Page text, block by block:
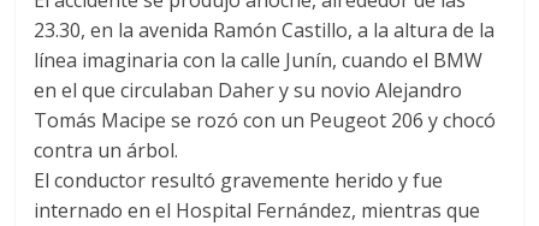
23.30, en la avenida Ramón Castillo, a la altura de la
línea imaginaria con la calle Junín, cuando el BMW
en el que circulaban Daher y su novio Alejandro
Tomás Macipe se rozó con un Peugeot 206 y chocó
contra un árbol.
El conductor resultó gravemente herido y fue
internado en el Hospital Fernández, mientras que